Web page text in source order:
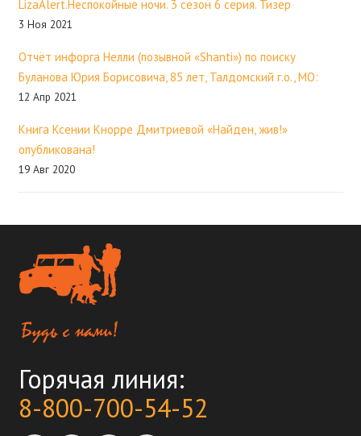
LizaAlert.Неспокойные ночи. 3 сезон 6 серия. Тизер
3 Ноя 2021
Отчëт инфорга Нелли (позывной «Shanti») по поиску
Буланова Юрия Борисовича, 85 лет, Талдомский г.о., МО:
12 Апр 2021
Книга Ксении Кнорре Дмитриевой «Найден, жив!»
опубликована!
19 Авг 2020
Горячая линия:
8-800-700-54-52